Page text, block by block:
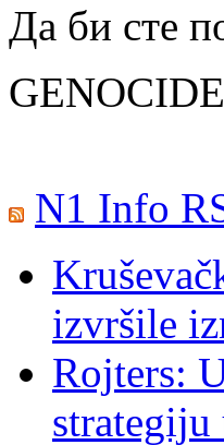
Да би сте
N1 Info
izvršile
Rojters:
strategiju